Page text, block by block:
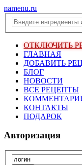
namenu.ru
ОТКЛЮЧИТЬ
ГЛАВНАЯ
ДОБАВИТЬ
БЛОГ
НОВОСТИ
ВСЕ РЕЦЕПТЫ
КОНТАКТЫ
ПОДАРОК
Авторизация